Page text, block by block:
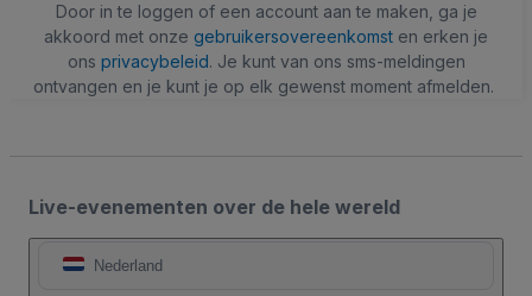
Door in te loggen of een account aan te maken, ga je
akkoord met onze gebruikersovereenkomst en erken je
ons privacybeleid. Je kunt van ons sms-meldingen
ontvangen en je kunt je op elk gewenst moment afmelden.
Live-evenementen over de hele wereld
Nederland